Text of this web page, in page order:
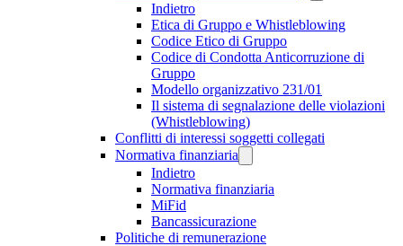
Indietro
Etica di Gruppo e Whistleblowing
Codice Etico di Gruppo
Codice di Condotta Anticorruzione di
Gruppo
Modello organizzativo 231/01
Il sistema di segnalazione delle violazioni
(Whistleblowing)
Conflitti di interessi soggetti collegati
Normativa finanziaria
Indietro
Normativa finanziaria
MiFid
Bancassicurazione
Politiche di remunerazione